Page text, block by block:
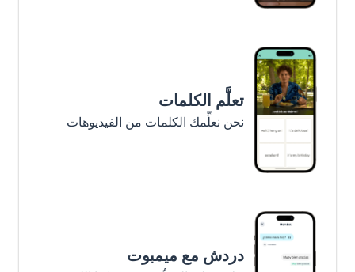
تعلَّم الكلمات
نحن نعلِّمك الكلمات من الفيديوهات
دردش مع ميمبوت